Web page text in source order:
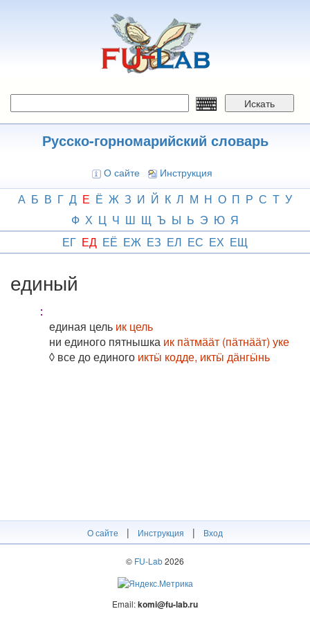
Искать
Русско-горномарийский словарь
О сайте Инструкция
А Б В Г Д Е Ё Ж З И Й К Л М Н О П Р С Т У
Ф Х Ц Ч Ш Щ Ъ Ы Ь Э Ю Я
ЕГ ЕД ЕЁ ЕЖ ЕЗ ЕЛ ЕС ЕХ ЕЩ
единый
:
единая цель ик цель
ни единого пятнышка ик пӓтмӓӓт (пӓтнӓӓт) уке
◊ все до единого иктӹ кодде, иктӹ дӓнгӹнь
О сайте | Инструкция | Вход
© FU-Lab2026
Email:komi@fu-lab.ru